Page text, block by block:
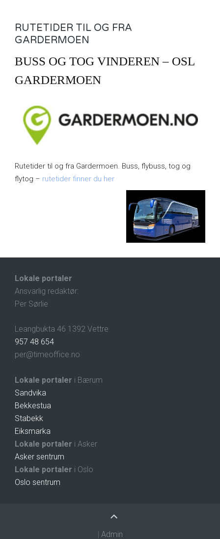
RUTETIDER TIL OG FRA
GARDERMOEN
BUSS OG TOG VINDEREN – OSL
GARDERMOEN
Rutetider til og fra Gardermoen. Buss, flybuss, tog og
flytog – rutetider finner du her
Lokale portaler
Ansvarlig redaktør:
Per Sørlie
Leangbukta 46 1392 Vettre
957 48 654
per@timeoffice.no
Lokale portaler i Bærum
Sandvika
Bekkestua
Stabekk
Eiksmarka
Lokale portaler i Asker
Asker sentrum
Lokale portaler i Oslo
Oslo sentrum
Admin